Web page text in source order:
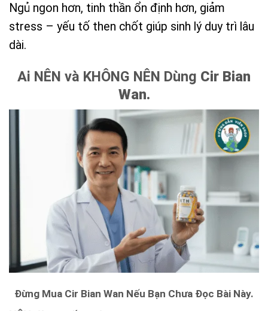
Ngủ ngon hơn, tinh thần ổn định hơn, giảm
stress – yếu tố then chốt giúp sinh lý duy trì lâu
dài.
Ai NÊN và KHÔNG NÊN Dùng Cir Bian
Wan.
Đừng Mua Cir Bian Wan Nếu Bạn Chưa Đọc Bài Này.